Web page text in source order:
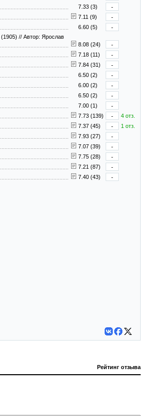
7.33 (3)
-
7.11 (9)
-
6.60 (5)
-
(1905) // Автор: Ярослав
8.08 (24)
-
7.18 (11)
-
7.84 (31)
-
6.50 (2)
-
6.00 (2)
-
6.50 (2)
-
7.00 (1)
-
7.73 (139) -
4 отз.
7.37 (45) -
1 отз.
7.93 (27)
-
7.07 (39)
-
7.75 (28)
-
7.21 (87)
-
7.40 (43) -
Рейтинг отзыва